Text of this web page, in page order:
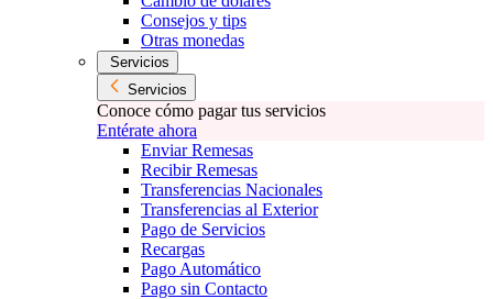
Consejos y tips
Otras monedas
Servicios
Servicios
Conoce cómo pagar tus servicios
Entérate ahora
Enviar Remesas
Recibir Remesas
Transferencias Nacionales
Transferencias al Exterior
Pago de Servicios
Recargas
Pago Automático
Pago sin Contacto